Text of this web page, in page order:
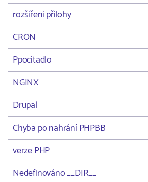
rozšíření přílohy
CRON
Ppocitadlo
NGINX
Drupal
Chyba po nahrání PHPBB
verze PHP
Nedefinováno __DIR__